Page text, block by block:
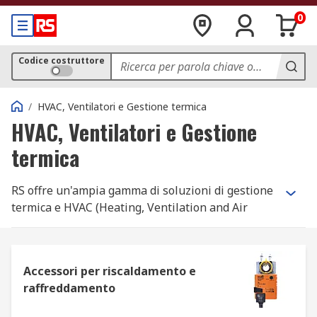
0
Codice costruttore
/ HVAC, Ventilatori e Gestione termica
HVAC, Ventilatori e Gestione
termica
RS offre un'ampia gamma di soluzioni di gestione
termica e HVAC (Heating, Ventilation and Air
Che cosa si intende per HVAC?
Accessori per riscaldamento e
raffreddamento